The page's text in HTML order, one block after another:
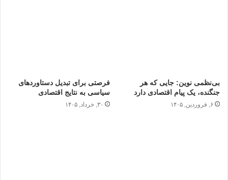
بی‌نظمی نوین: جایی که هر
جنگنده، یک پیام اقتصادی دارد
۶, فروردین, ۱۴۰۵
فرصتی برای تبدیل دستاوردهای
سیاسی به نتایج اقتصادی
۳۰, خرداد, ۱۴۰۵